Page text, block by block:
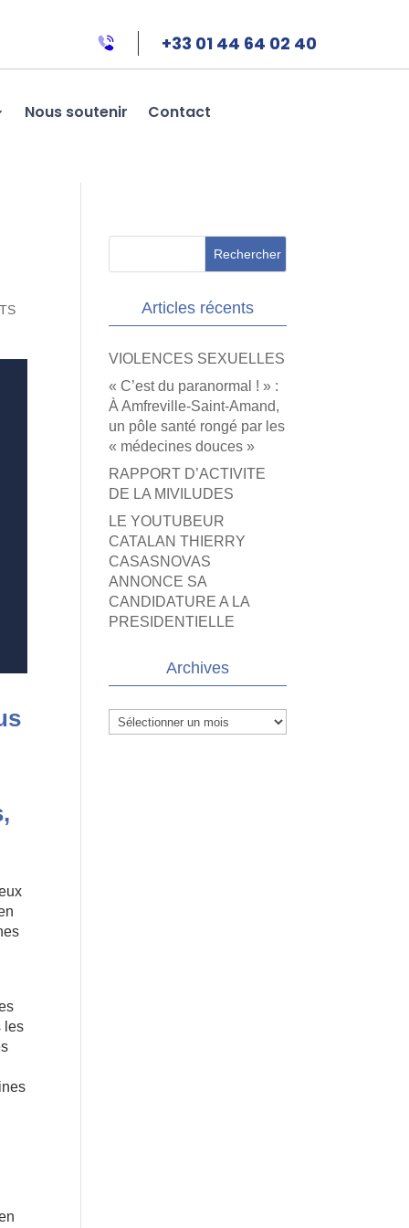
+33 01 44 64 02 40
Nous soutenir Contact
les
Articles récents
VIOLENCES SEXUELLES
« C’est du paranormal ! » :
À Amfreville-Saint-Amand,
un pôle santé rongé par les
« médecines douces »
RAPPORT D’ACTIVITE
DE LA MIVILUDES
LE YOUTUBEUR
CATALAN THIERRY
CASASNOVAS
ANNONCE SA
CANDIDATURE A LA
PRESIDENTIELLE
Archives
Archives